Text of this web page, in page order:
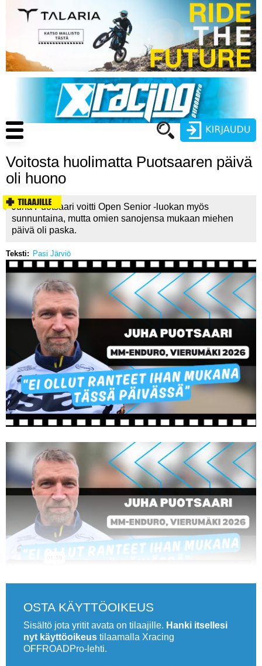
pääsisältöön
Käyttäjätunnus
Vaihda salasana
Main
navigation
ENDURO
MUUT LAJIT
YLEISTÄ ALALTA
LUE DIGILEHDET
ASIAKASPALVELU JA
OHJEET
MEDIATIEDOT
YHTEYSTIEDOT
Voitosta huolimatta Puotsaaren päivä
oli huono
Juha Puotsaari voitti Open Senior -luokan myös
sunnuntaina, mutta omien sanojensa mukaan miehen
päivä oli paska.
Teksti Pasi Järviö
OSTA KÄYTTÖOIKEUS
Sisältö jota yritit avata on tilaajille. Hanki itsellesi
nyt käyttöoikeus tilaamalla Xracing
OFFROADPro-lehti.